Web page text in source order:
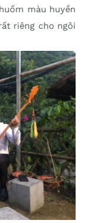
màu huyền
riêng cho ngôi